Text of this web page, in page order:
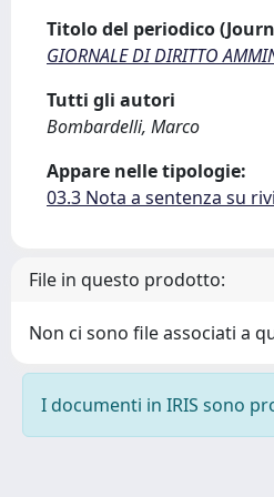
Titolo del periodico
GIORNALE DI DIRITTO
Tutti gli autori
Bombardelli, Marco
Appare nelle tipologie:
03.3 Nota a sentenza su
File in questo prodotto:
Non ci sono file associati a
I documenti in IRIS sono